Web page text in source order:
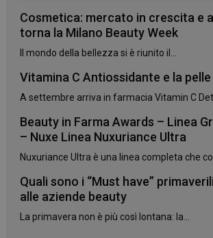
Cosmetica: mercato in crescita e
torna la Milano Beauty Week
Il mondo della bellezza si è riunito il...
Vitamina C Antiossidante e la
A settembre arriva in farmacia Vitamin C
Beauty in Farma Awards – Linea
– Nuxe Linea Nuxuriance Ultra
Nuxuriance Ultra è una linea completa che
Quali sono i “Must have”
alle aziende beauty
La primavera non è più così lontana: la...
Necessari
I cookie necessari contribuiscono a
sito web abilitandone funzionalità di base
navigazione sulle pagine e l'accesso alle aree
protette del sito. Il sito web non è in grado
funzionare correttamente senza questi
NOME
FORNITORE/
PHPSESSID